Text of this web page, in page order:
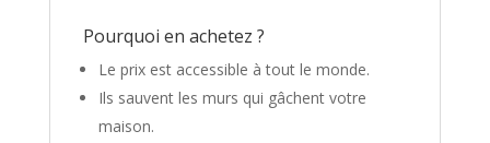
Pourquoi en achetez ?
Le prix est accessible à tout le monde.
Ils sauvent les murs qui gâchent votre
maison.